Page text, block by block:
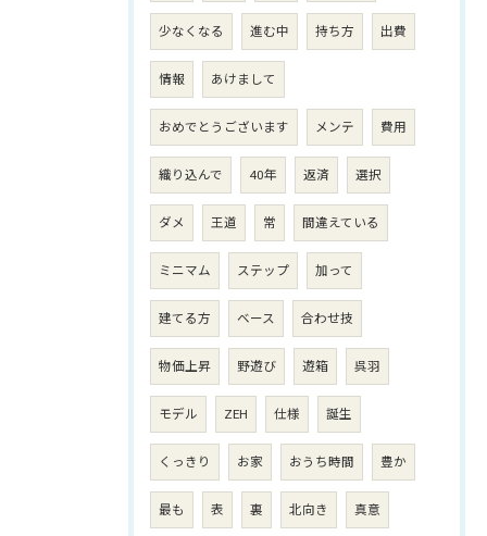
少なくなる 進む中 持ち方 出費
情報 あけまして
おめでとうございます メンテ 費用
織り込んで 40年 返済 選択
ダメ 王道 常 間違えている
ミニマム ステップ 加って
建てる方 ベース 合わせ技
物価上昇 野遊び 遊箱 呉羽
モデル ZEH 仕様 誕生
くっきり お家 おうち時間 豊か
最も 表 裏 北向き 真意